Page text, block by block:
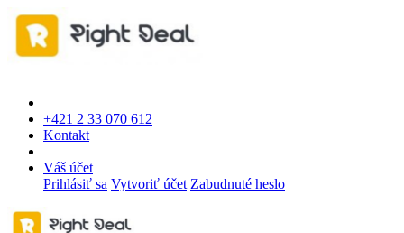
+421 2 33 070 612
Kontakt
Váš účet
Prihlásiť sa Vytvoriť účet Zabudnuté heslo